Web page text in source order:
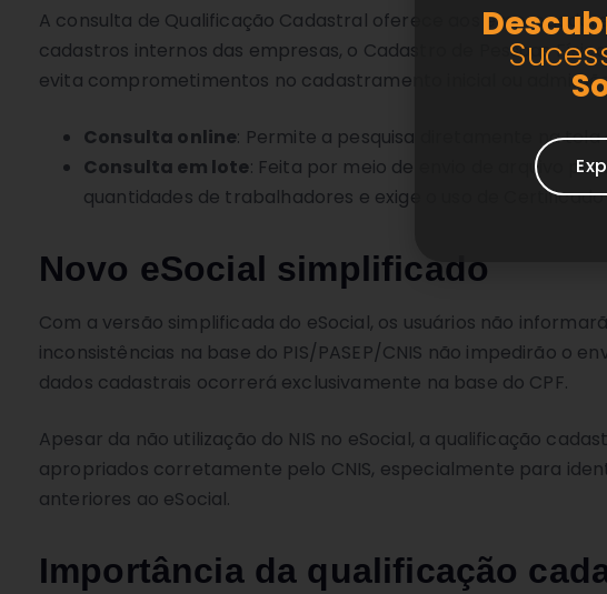
A consulta de Qualificação Cadastral oferece aos
cadastros internos das empresas, o Cadastro de Pessoas
evita comprometimentos no cadastramento inicial ou
Consulta online: Permite a pesquisa diretamente na
Consulta em lote: Feita por meio de envio de arquivo
quantidades de trabalhadores e exige o uso de Certificado
Novo eSocial simplificado
Com a versão simplificada do eSocial, os usuários não
inconsistências na base do PIS/PASEP/CNIS não impedirão o
dados cadastrais ocorrerá exclusivamente na base do CPF.
Apesar da não utilização do NIS no eSocial, a qualificação
apropriados corretamente pelo CNIS, especialmente para
anteriores ao eSocial.
Importância da qualificação